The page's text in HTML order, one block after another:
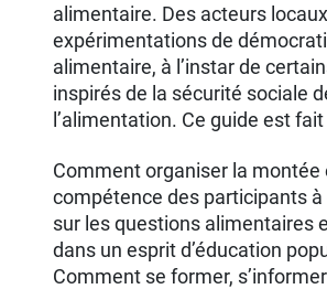
alimentaire. Des acteurs
expérimentations de
alimentaire, à l’instar de
inspirés de la sécurité sociale
l’alimentation. Ce guide est
Comment organiser la montée
compétence des participants
sur les questions alimentaires
dans un esprit d’éducation
Comment se former, s’informer